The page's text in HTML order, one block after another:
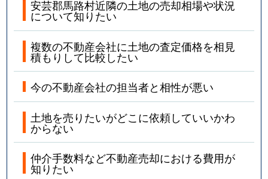
安芸郡馬路村近隣の土地の売却相場や状況
について知りたい
複数の不動産会社に土地の査定価格を相見
積もりして比較したい
今の不動産会社の担当者と相性が悪い
土地を売りたいがどこに依頼していいかわ
からない
仲介手数料など不動産売却における費用が
知りたい